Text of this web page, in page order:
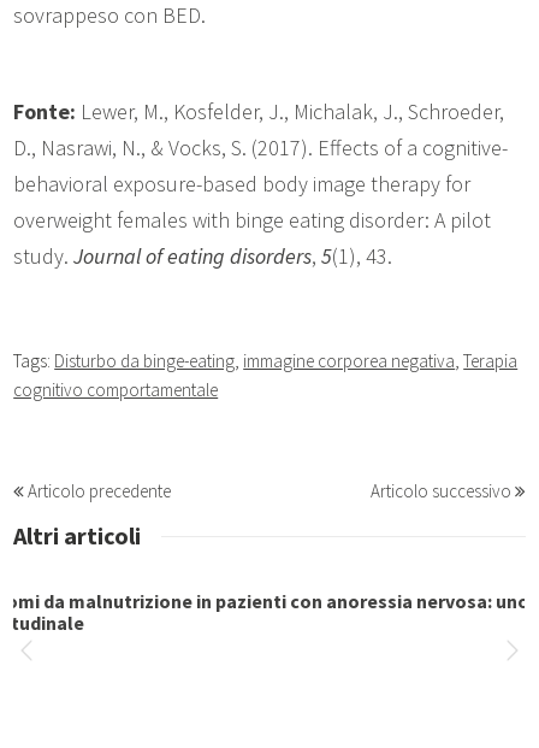
sovrappeso con BED.
Fonte: Lewer, M., Kosfelder, J., Michalak, J., Schroeder,
D., Nasrawi, N., & Vocks, S. (2017). Effects of a cognitive-
behavioral exposure-based body image therapy for
overweight females with binge eating disorder: A pilot
study.Journal of eating disorders,5(1), 43.
Tags: Disturbo da binge-eating, immagine corporea negativa,Terapia
cognitivo comportamentale
Articolo precedente Articolo successivo
Altri articoli
Le traiettorie di peso nell’infanzia e nella prima
ri di rischio per lo svil...